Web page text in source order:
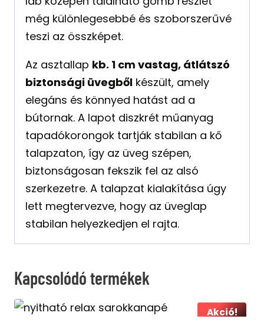
még különlegesebbé és szoborszerűvé
teszi az összképet.
Az asztallap kb. 1 cm vastag, átlátszó
biztonsági üvegből készült, amely
elegáns és könnyed hatást ad a
bútornak. A lapot diszkrét műanyag
tapadókorongok tartják stabilan a kő
talapzaton, így az üveg szépen,
biztonságosan fekszik fel az alsó
szerkezetre. A talapzat kialakítása úgy
lett megtervezve, hogy az üveglap
stabilan helyezkedjen el rajta.
Kapcsolódó termékek
Akció!